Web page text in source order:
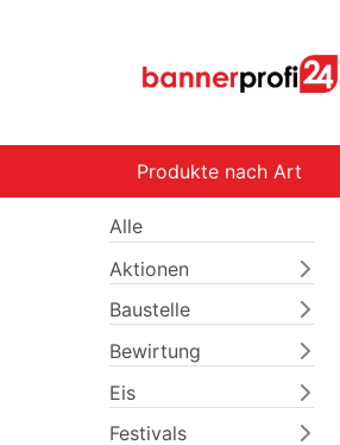
Produkte nach Art
Alle
Aktionen
Baustelle
Bewirtung
Eis
Festivals